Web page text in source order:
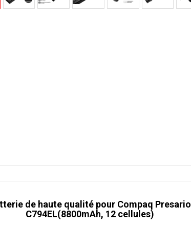
de haute qualité pour Compaq Presario
C794EL(8800mAh, 12 cellules)